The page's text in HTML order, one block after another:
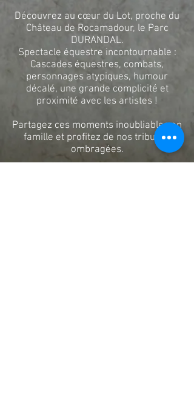
Découvrez au cœur du Lot, proche du
Château de Rocamadour, le Parc
DURANDAL.
Spectacle équestre incontournable :
Cascades équestres, combats,
personnages atypiques, humour
décalé, une grande complicité et
proximité avec les artistes !
Partagez ces moments inoubliables en
famille et profitez de nos tribunes
ombragées.